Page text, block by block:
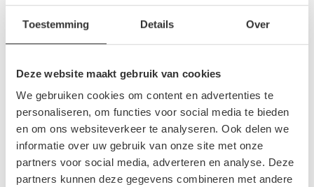
Toestemming Details Over
Deze website maakt gebruik van cookies
We gebruiken cookies om content en advertenties te
personaliseren, om functies voor social media te bieden
en om ons websiteverkeer te analyseren. Ook delen we
informatie over uw gebruik van onze site met onze
partners voor social media, adverteren en analyse. Deze
partners kunnen deze gegevens combineren met andere
9364TD Nuis
Op +- 16 km afstand
Autodemontagebedrijf Lettinga
De Hemmen 104
9206AG Drachten